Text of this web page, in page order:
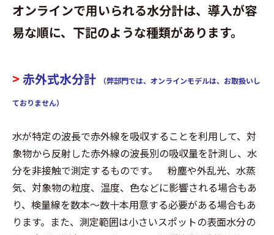
オンラインで用いられる水分計は、導入が容
易な順に、下記のような種類があります。
> 赤外式水分計 （弊部門では、オンラインモデルは、お取扱いし
ておりません）
水が特定の波長で赤外線を吸収することを利用して、対
象物から反射した赤外線の波長別の吸収量を計測し、水
分を非接触で測定するものです。 粉塵や外乱光、水蒸
気、対象物の粒度、温度、色などに影響される場合もあ
り、検量線を数本～数十本用意する必要がある場合もあ
ります。また、測定範囲は小さいスポットの表面水分の